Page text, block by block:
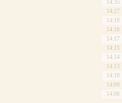
14:35
14:27
14:19
14:18
14:17
14:15
14:14
14:13
14:10
14:09
14:08